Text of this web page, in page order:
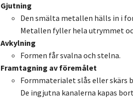
Gjutning
Den smälta metallen hälls in i
Metallen fyller hela utrymmet
Avkylning
Formen får svalna och stelna.
Framtagning av föremålet
Formmaterialet slås eller
De ingjutna kanalerna kapas